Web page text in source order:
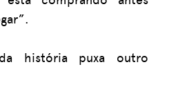
história puxa outro